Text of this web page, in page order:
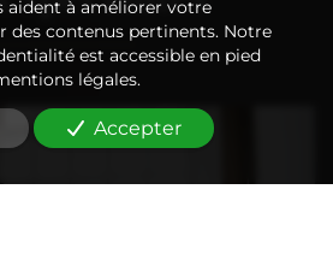
aident à améliorer votre
des contenus pertinents. Notre
est accessible en pied
légales.
Accepter